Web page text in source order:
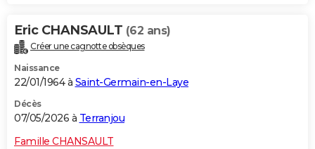
Eric CHANSAULT (62 ans)
Créer une cagnotte obsèques
Naissance
22/01/1964 à Saint-Germain-en-Laye
Décès
07/05/2026 à Terranjou
Famille CHANSAULT